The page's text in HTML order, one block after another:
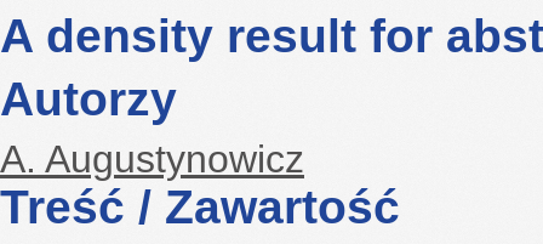
A density result for
Autorzy
A. Augustynowicz
Treść / Zawartość